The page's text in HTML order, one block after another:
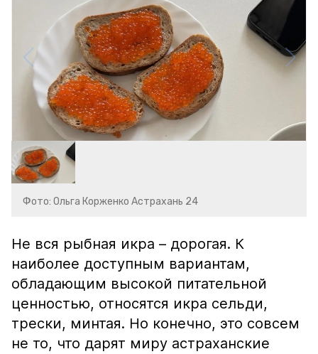
Фото: Ольга Корженко Астрахань 24
Не вся рыбная икра – дорогая. К
наиболее доступным вариантам,
обладающим высокой питательной
ценностью, относятся икра сельди,
трески, минтая. Но конечно, это совсем
не то, что дарят миру астраханские